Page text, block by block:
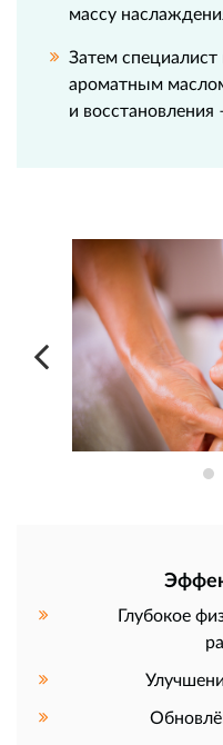
массу
Затем
ароматным
и восстановления
Глубокое